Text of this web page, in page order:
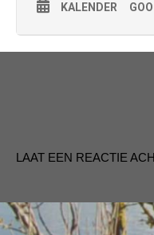
KALENDER
LAAT EEN REACTIE